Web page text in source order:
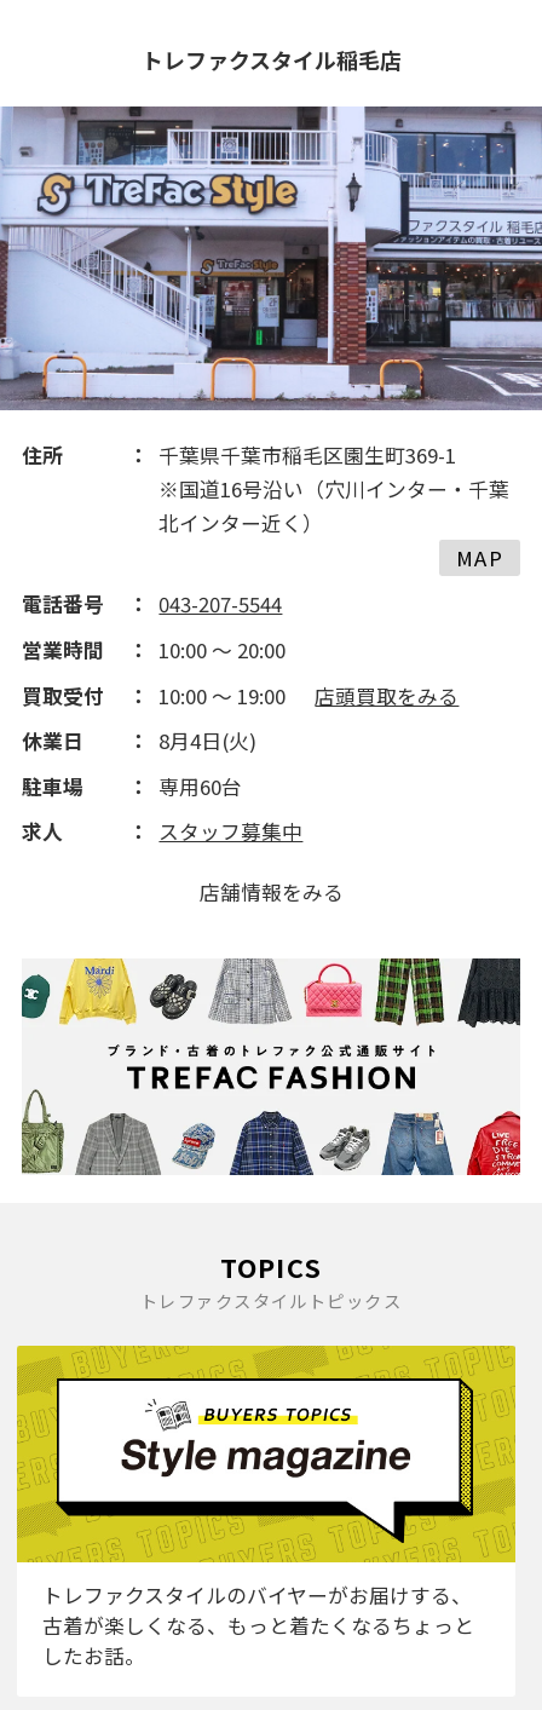
2021(347)
2020(505)
2019(368)
2017(249)
2016(399)
2013(91)
2012(182)
2009(473)
2008(291)
2007(32)
トレファクスタイル稲毛店
住所
千葉県千葉市稲毛区園生町369-1
※国道16号沿い（穴川インター・千葉
北インター近く）
MAP
電話番号
043-207-5544
営業時間
10:00 ～ 20:00
買取受付
10:00 ～ 19:00
店頭買取をみる
休業日
8月4日(火)
駐車場
専用60台
求人
スタッフ募集中
店舗情報をみる
TOPICS
トレファクスタイルトピックス
トレファクスタイルのバイヤーがお届けする、
古着が楽しくなる、もっと着たくなるちょっと
したお話。